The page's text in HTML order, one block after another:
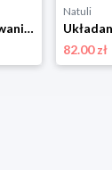
Klucze i zamki do dopasowania, CLASSIC WORLD Classic world
Natuli
82.00 zł